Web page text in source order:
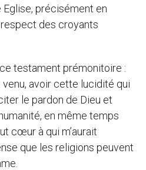
précisément en
des croyants
testament prémonitoire :
venu, avoir cette lucidité qui
le pardon de Dieu et
en même temps
cœur à qui m’aurait
que les religions peuvent